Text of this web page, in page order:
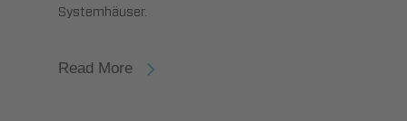
Systemhäuser.
Read More